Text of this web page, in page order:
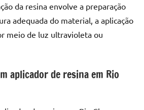
da resina envolve a preparação
adequada do material, a aplicação
meio de luz ultravioleta ou
aplicador de resina em Rio